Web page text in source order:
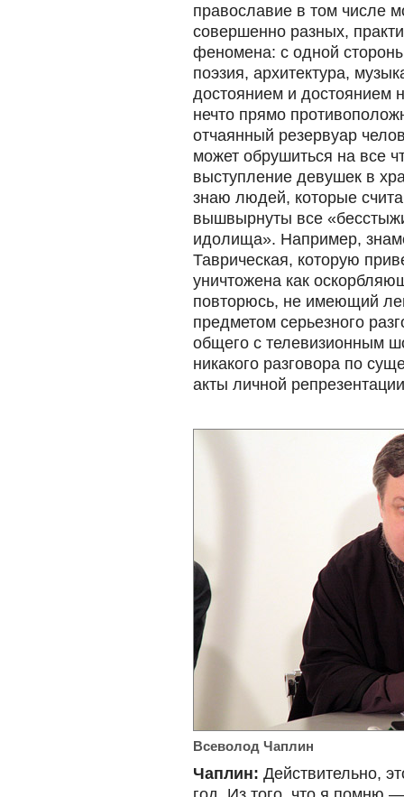
православие в том числе
совершенно разных,
феномена: с одной
поэзия, архитектура,
достоянием и достоянием
нечто прямо
отчаянный резервуар
может обрушиться на все
выступление девушек в
знаю людей, которые
вышвырнуты все
идолища». Например,
Таврическая, которую
уничтожена как
повторюсь, не имеющий
предметом серьезного
общего с телевизионным
никакого разговора по
акты личной
Всеволод Чаплин
Чаплин: Действительно,